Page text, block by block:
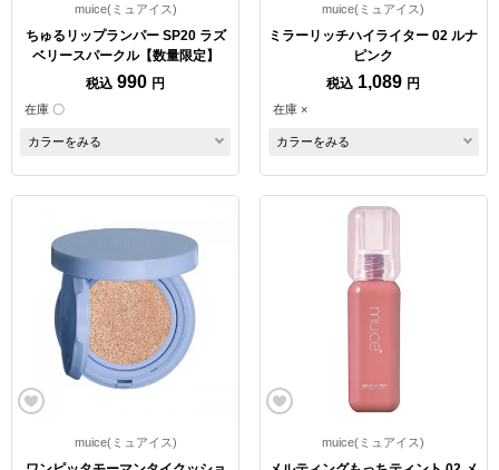
muice(ミュアイス)
ちゅるリップランパー SP20 ラズ
ベリースパークル【数量限定】
税込 990 円
在庫 〇
カラーをみる
muice(ミュアイス)
ミラーリッチハイライター 02 ルナ
ピンク
税込 1,089 円
在庫 ×
カラーをみる
muice(ミュアイス) muice(ミュアイス)